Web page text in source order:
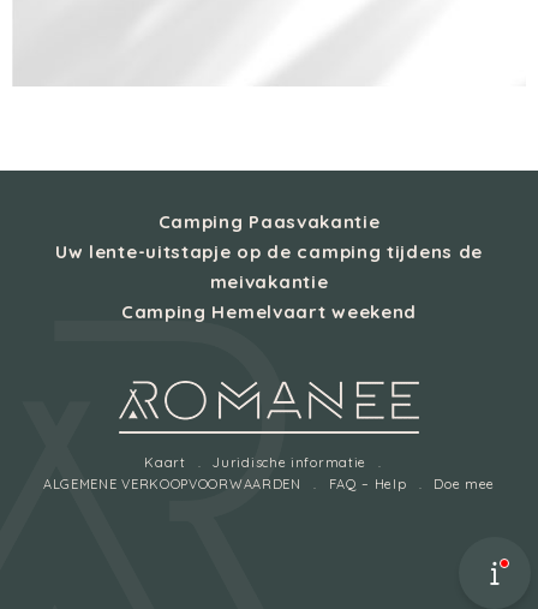
Camping Paasvakantie
Uw lente-uitstapje op de camping tijdens de
meivakantie
Camping Hemelvaart weekend
Kaart
Juridische informatie
ALGEMENE VERKOOPVOORWAARDEN
FAQ – Help Doe mee